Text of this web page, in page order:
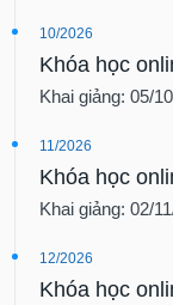
10/2026
Khóa học
Khai giảng: 05/
11/2026
Khóa học
Khai giảng: 02/
12/2026
Khóa học
DỊCH
TRUYỀN
THÔNG